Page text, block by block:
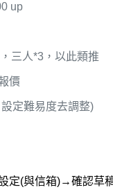
up
三人*3，以此類推
價
定難易度去調整)
定(與信箱)→確認草